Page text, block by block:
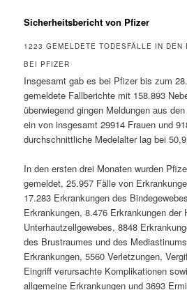
Sicherheitsbericht von Pfizer
1223 GEMELDETE TODESFÄLLE IN DEN
BEI PFIZER
Insgesamt gab es bei Pfizer bis zum
gemeldete Fallberichte mit 158.893
überwiegend gingen Meldungen aus
ein von insgesamt 29914 Frauen und
durchschnittliche Medelalter lag bei
In den ersten drei Monaten wurden
gemeldet, 25.957 Fälle von
17.283 Erkrankungen des
Erkrankungen, 8.476 Erkrankungen der
Unterhautzellgewebes, 8848
des Brustraumes und des
Erkrankungen, 5560 Verletzungen,
Eingriff verursachte Komplikationen
allgemeine Erkrankungen und 3693